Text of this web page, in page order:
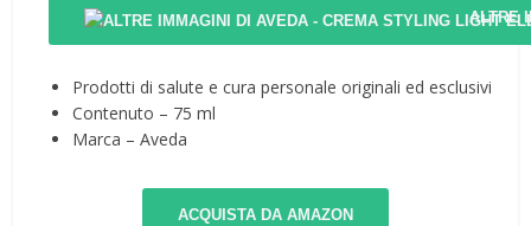
ALTRE
Prodotti di salute e cura personale originali ed esclusivi
Contenuto – 75 ml
Marca – Aveda
ACQUISTA DA AMAZON